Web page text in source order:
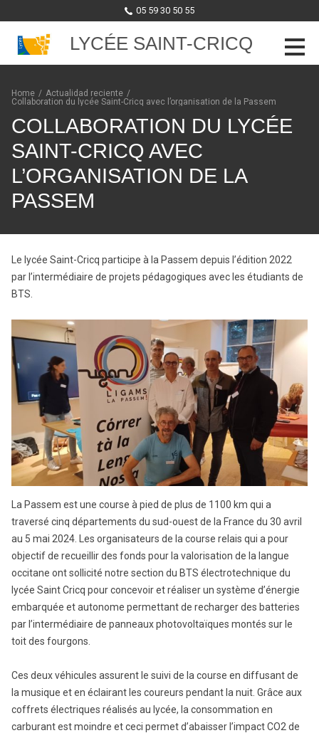
05 59 30 50 55
LYCÉE SAINT-CRICQ
Skip to content
Home / Actualidad reciente /
Collaboration du lycée Saint-Cricq avec l’organisation de la Passem
COLLABORATION DU LYCÉE
SAINT-CRICQ AVEC
L’ORGANISATION DE LA
PASSEM
Le lycée Saint-Cricq participe à la Passem depuis l’édition 2022
par l’intermédiaire de projets pédagogiques avec les étudiants de
BTS.
La Passem est une course à pied de plus de 1100 km qui a
traversé cinq départements du sud-ouest de la France du 30 avril
au 5 mai 2024. Les organisateurs de la course relais qui a pour
objectif de recueillir des fonds pour la valorisation de la langue
occitane ont sollicité notre section du BTS électrotechnique du
lycée Saint Cricq pour concevoir et réaliser un système d’énergie
embarquée et autonome permettant de recharger des batteries
par l’intermédiaire de panneaux photovoltaïques montés sur le
toit des fourgons.
Ces deux véhicules assurent le suivi de la course en diffusant de
la musique et en éclairant les coureurs pendant la nuit. Grâce aux
coffrets électriques réalisés au lycée, la consommation en
carburant est moindre et ceci permet d’abaisser l’impact CO2 de